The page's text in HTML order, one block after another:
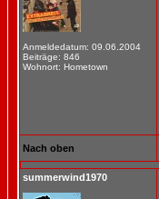
Anmeldedatum: 09.06.2004
Beiträge: 846
Wohnort: Hometown
Nach oben
summerwind1970